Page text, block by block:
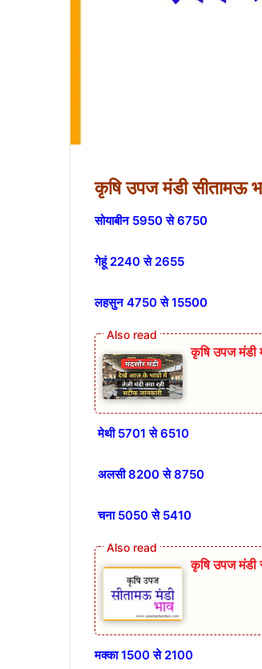
कृषि उपज मंडी सीतामऊ
सोयाबीन 5950 से 6750
गेहूं 2240 से 2655
लहसुन 4750 से 15500
कृषि उपज मंडी
मेथी 5701 से 6510
अलसी 8200 से 8750
चना 5050 से 5410
कृषि उपज
मक्का 1500 से 2100